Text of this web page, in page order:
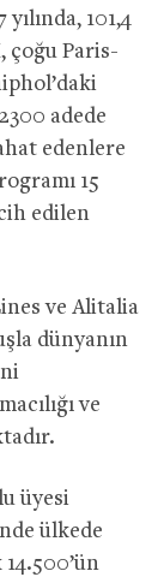
101,4
çoğu Paris-
adede
edenlere
15
edilen
ve Alitalia
dünyanın
ve
üyesi
ülkede